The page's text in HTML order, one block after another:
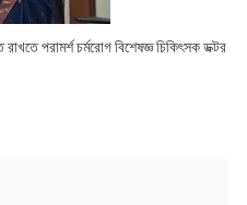
পরামর্শ চর্মরোগ বিশেষজ্ঞ চিকিৎসক ডক্টর